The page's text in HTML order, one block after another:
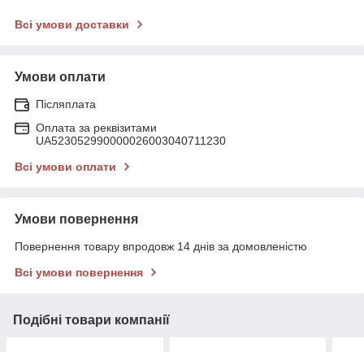
Всі умови доставки
Умови оплати
Післяплата
Оплата за реквізитами
UA523052990000026003040711230
Всі умови оплати
Умови повернення
Повернення товару впродовж 14 днів за домовленістю
Всі умови повернення
Подібні товари компанії